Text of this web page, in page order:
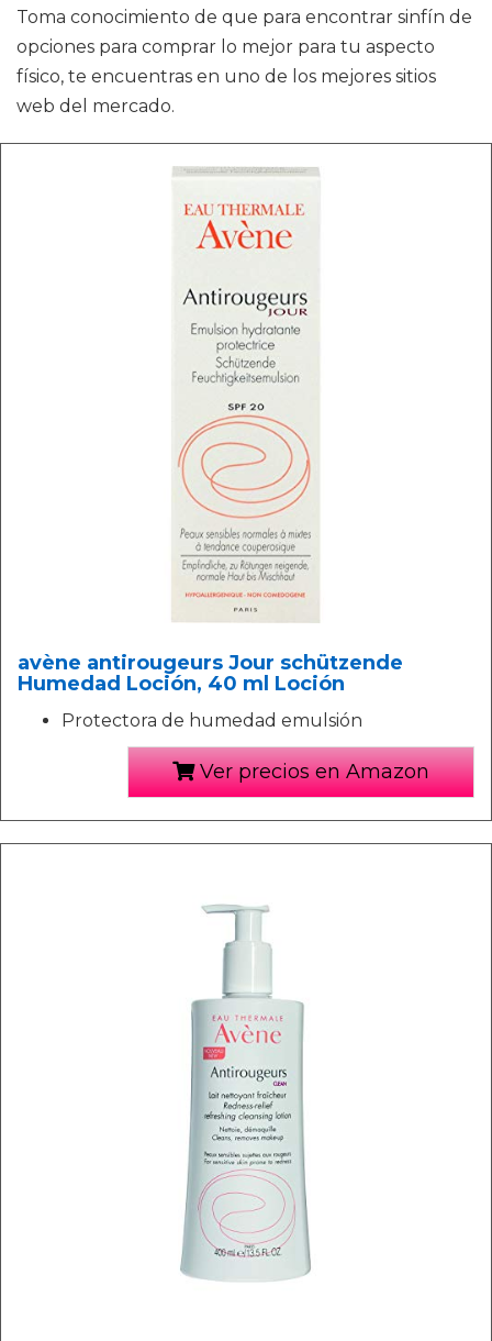
Toma conocimiento de que para encontrar sinfín de
opciones para comprar lo mejor para tu aspecto
físico, te encuentras en uno de los mejores sitios
web del mercado.
avène antirougeurs Jour schützende
Humedad Loción, 40 ml Loción
Protectora de humedad emulsión
Ver precios en Amazon